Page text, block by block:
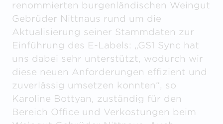
renommierten burgenländischen Weingut
Gebrüder Nittnaus rund um die
Aktualisierung seiner Stammdaten zur
Einführung des E-Labels: „GS1 Sync hat
uns dabei sehr unterstützt, wodurch wir
diese neuen Anforderungen effizient und
zuverlässig umsetzen konnten“, so
Karoline Bottyan, zuständig für den
Bereich Office und Verkostungen beim